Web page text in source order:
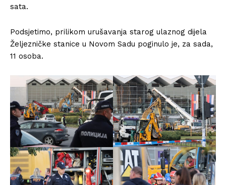
sata.
Podsjetimo, prilikom urušavanja starog ulaznog dijela
Željezničke stanice u Novom Sadu poginulo je, za sada,
11 osoba.